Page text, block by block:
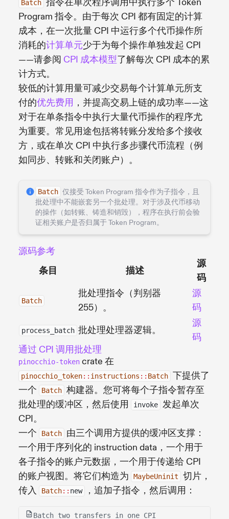
Batch
Program 指令。由于每次 CPI 都有固定的计算
成本，在一次批量 CPI 中运行多个代币操作所
消耗的计算单元少于为每个操作单独发起 CPI
——请参阅 CPI 成本模型了解每次 CPI 成本的累
计方式。
较低的计算用量可减少交易每个计算单元所支
付的优先费用 ，并提高交易上链的成功率——这
对于在单条指令中执行大量代币操作的程序尤
为重要。常见用途包括将转账分发给多个接收
方，或在单次 CPI 中执行多步骤代币流程（例
如同步、转账和关闭账户）。
Batch 仅接受 Token Program 指令作为子指令，且
批处理中不能嵌套另一个批处理。对于涉及代币移动
的操作（如转账、铸造和销毁），程序在执行前会验
证相关账户是否归属于 Token Program。
源码参考
条目
描述
源
码
Batch
批处理指令（判别器
255）。
源
码
process_batch 批处理处理器逻辑。
源
码
通过 CPI 调用批处理
pinocchio-token crate 在
pinocchio_token:: instructions :: Batch 下提供了
一个
Batch 构建器。您可将每个子指令暂存至
批处理的缓冲区，然后使用
invoke 发起单次
CPI。
一个
Batch
由三个调用方提供的缓冲区支撑：
一个用于序列化的 instruction data，一个用于
各子指令的账户元数据，一个用于传递给 CPI
的账户视图。将它们构造为
MaybeUninit
切片，
传入
Batch:: new ，追加子指令，然后调用：
Batch two transfers in one CPI